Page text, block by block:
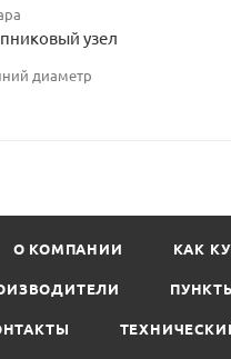
узел
диаметр
О КОМПАНИИ КАК